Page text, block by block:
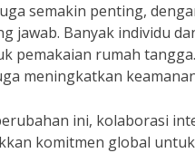
semakin penting,
jawab. Banyak individu
pemakaian rumah
meningkatkan
ini, kolaborasi
komitmen global